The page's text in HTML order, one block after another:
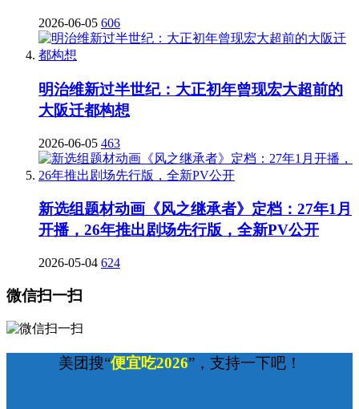
2026-06-05 606
明治维新过半世纪：大正初年曾现宏大超前的
大阪迁都构想
2026-06-05 463
新选组题材动画《风之继承者》定档：27年1月
开播，26年推出剧场先行版，全新PV公开
2026-05-04 624
微信扫一扫
美团搜“便宜吃2026”，支持一下吧！